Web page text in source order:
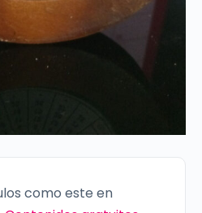
como este en